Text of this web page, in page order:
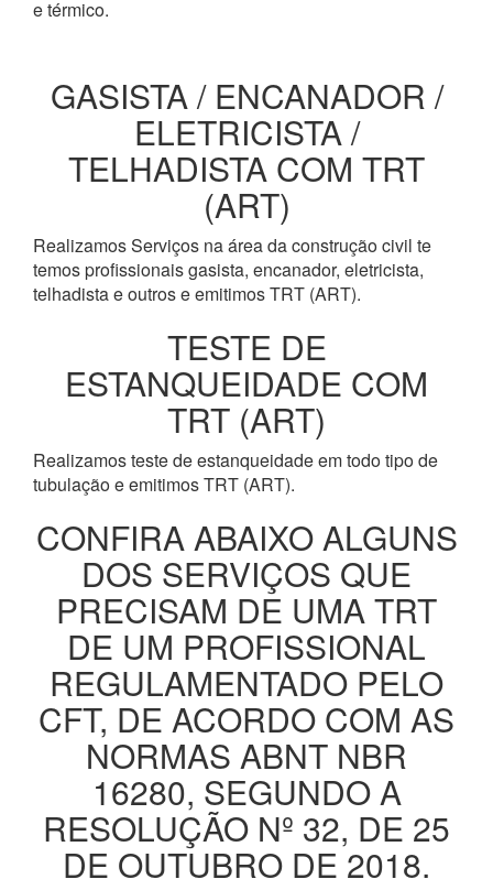
e térmico.
GASISTA / ENCANADOR /
ELETRICISTA /
TELHADISTA COM TRT
(ART)
Realizamos Serviços na área da construção civil te
temos profissionais gasista, encanador, eletricista,
telhadista e outros e emitimos TRT (ART).
TESTE DE
ESTANQUEIDADE COM
TRT (ART)
Realizamos teste de estanqueidade em todo tipo de
tubulação e emitimos TRT (ART).
CONFIRA ABAIXO ALGUNS
DOS SERVIÇOS QUE
PRECISAM DE UMA TRT
DE UM PROFISSIONAL
REGULAMENTADO PELO
CFT, DE ACORDO COM AS
NORMAS ABNT NBR
16280, SEGUNDO A
RESOLUÇÃO Nº 32, DE 25
DE OUTUBRO DE 2018.